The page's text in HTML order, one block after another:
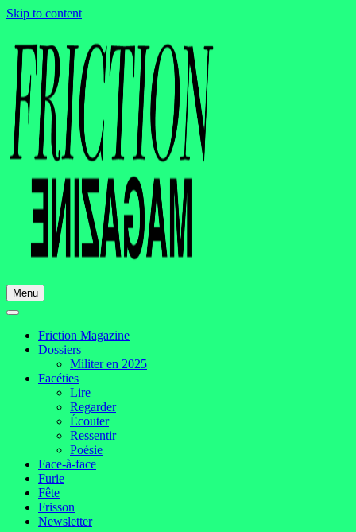
Skip to content
Menu
Friction Magazine
Dossiers
Militer en 2025
Facéties
Lire
Regarder
Écouter
Ressentir
Poésie
Face-à-face
Furie
Fête
Frisson
Newsletter